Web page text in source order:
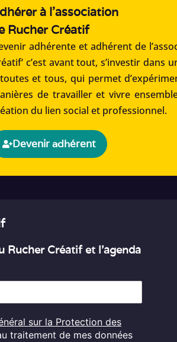
à l'association
Rucher Créatif
adhérente et adhérent de
c’est avant tout, s’investir dans
et tous, qui permet
de travailler et vivre
du lien social et professionnel.
Devenir adhérent
Rucher Créatif et l’agenda
sur la Protection des
traitement de mes données